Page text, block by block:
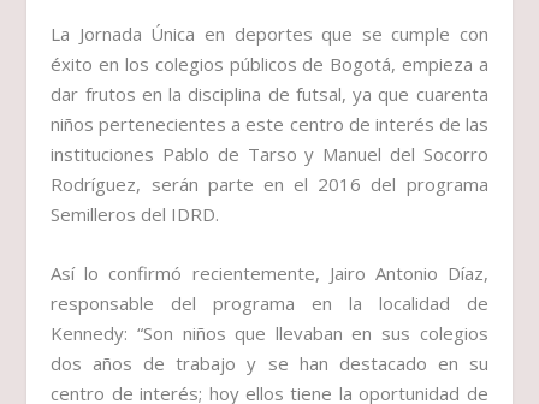
La Jornada Única en deportes que se cumple con
éxito en los colegios públicos de Bogotá, empieza a
dar frutos en la disciplina de futsal, ya que cuarenta
niños pertenecientes a este centro de interés de las
instituciones Pablo de Tarso y Manuel del Socorro
Rodríguez, serán parte en el 2016 del programa
Semilleros del IDRD.
Así lo confirmó recientemente, Jairo Antonio Díaz,
responsable del programa en la localidad de
Kennedy: “Son niños que llevaban en sus colegios
dos años de trabajo y se han destacado en su
centro de interés; hoy ellos tiene la oportunidad de